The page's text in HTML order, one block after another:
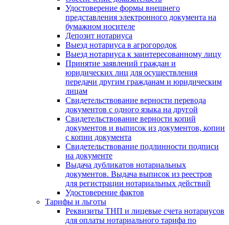
Удостоверение формы внешнего
представления электронного документа на
бумажном носителе
Депозит нотариуса
Выезд нотариуса в агрогородок
Выезд нотариуса к заинтересованному лицу
Принятие заявлений граждан и
юридических лиц для осуществления
передачи другим гражданам и юридическим
лицам
Свидетельствование верности перевода
документов с одного языка на другой
Свидетельствование верности копий
документов и выписок из документов, копии
с копии документа
Свидетельствование подлинности подписи
на документе
Выдача дубликатов нотариальных
документов. Выдача выписок из реестров
для регистрации нотариальных действий
Удостоверение фактов
Тарифы и льготы
Реквизиты ТНП и лицевые счета нотариусов
для оплаты нотариального тарифа по